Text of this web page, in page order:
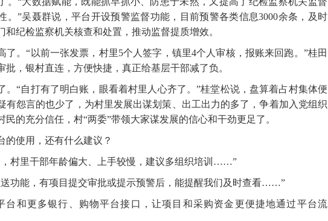
。”吴聂群说，平台开设预警监督功能，目前预警各类信息3000余条，及时
和纪检监察机关核查和处置，推动监督提质增效。
。“以前一张发票，村里5个人签字，镇里4个人审核，报账来回跑。”桂田
批，银村直连，方便快捷，真正给基层干部减了负。
“自打有了明白账，眼看着村里人心齐了。”桂堂松说，盘算着占村集体便
有怨言的也少了，为村里发展出谋划策、出工出力的多了，争着加入党组织
民的充分信任，村“两委”带领大家谋发展的信心和干劲更足了。
使用，还有什么建议？
里干部年龄偏大、上手较慢，建议多组织培训……”
能，有项目提交审批或提示预警后，能提醒我们及时查看……”
和更多银行、购物平台接口，让项目和采购资金更便捷地通过平台流